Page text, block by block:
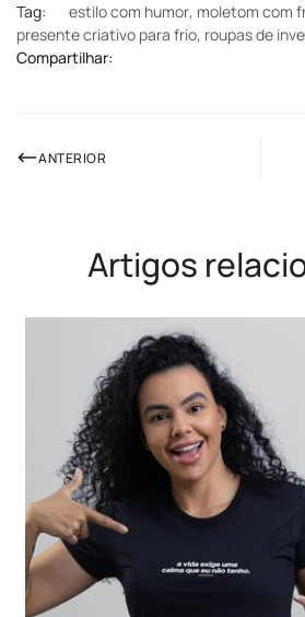
Tag: estilo com humor, moletom com
presente criativo para frio, roupas de
Compartilhar:
ANTERIOR
Artigos
Confirm
Are you 18 years old
NO, I'M NOT